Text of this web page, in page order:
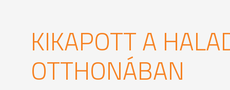
KIKAPOTT A
OTTHONÁBAN